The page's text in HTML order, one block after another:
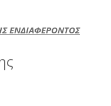
ΕΝΔΙΑΦΕΡΟΝΤΟΣ